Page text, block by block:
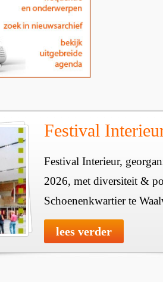
Festival
Festival Interieur,
2026, met diversiteit &
Schoenenkwartier te
lees verder